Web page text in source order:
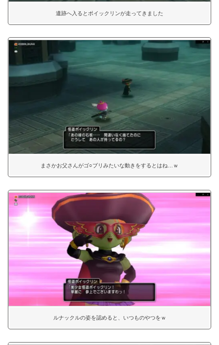
遺跡へ入るとポイックリンが走ってきました
まさかお父さんがゴ○ブリみたいな動きをするとはね…ｗ
ルナックルの姿を認めると、いつものやつをｗ